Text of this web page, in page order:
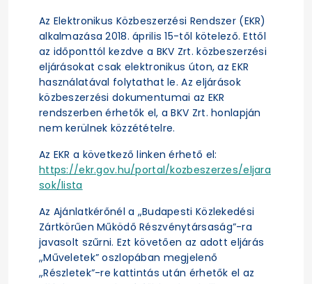
Az Elektronikus Közbeszerzési Rendszer (EKR)
alkalmazása 2018. április 15-től kötelező. Ettől
az időponttól kezdve a BKV Zrt. közbeszerzési
eljárásokat csak elektronikus úton, az EKR
használatával folytathat le. Az eljárások
közbeszerzési dokumentumai az EKR
rendszerben érhetők el, a BKV Zrt. honlapján
nem kerülnek közzétételre.
Az EKR a következő linken érhető el:
https://ekr.gov.hu/portal/kozbeszerzes/eljara
sok/lista
Az Ajánlatkérőnél a „Budapesti Közlekedési
Zártkörűen Működő Részvénytársaság”-ra
javasolt szűrni. Ezt követően az adott eljárás
„Műveletek” oszlopában megjelenő
„Részletek”-re kattintás után érhetők el az